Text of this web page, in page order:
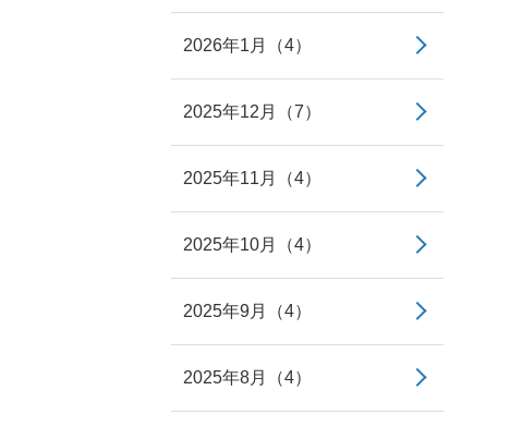
2026年1月（4）
2025年12月（7）
2025年11月（4）
2025年10月（4）
2025年9月（4）
2025年8月（4）